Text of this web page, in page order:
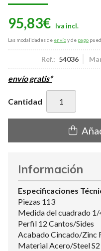
95,83€
Las modalidades de envíoy de pago
Ref.: 54036
envío gratis*
Cantidad
Información
Especificaciones
Piezas 113
Medida del cuadrado
Perfil 12 Cantos/Sides
Acabado Cincado/Zinc
Material Acero/Steel S2